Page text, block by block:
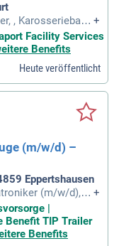
, Karosseriebaue
K
wünschenswer
der Klasse
+
Facility Services
Benefits
Heute veröffentlicht
(m/w/d) –
Eppertshausen
(m/w/d), L
& Fahrzeug
vergleichbar (m/
von Vorteil; T
+
|
Benefit TIP Trailer
Benefits